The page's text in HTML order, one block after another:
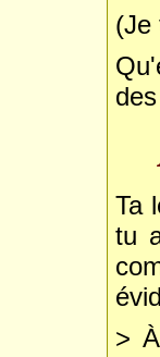
(Je
Ta
tu
>